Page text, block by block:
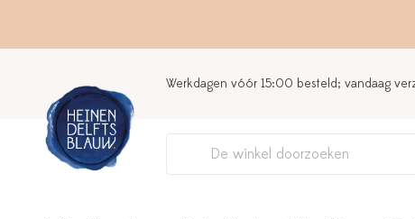
Werkdagen vóór 15:00 besteld; vandaag